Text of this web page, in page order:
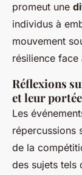
promeut une
individus à
mouvement
résilience face
Réflexions
et leur
Les
répercussions
de la
des sujets tels